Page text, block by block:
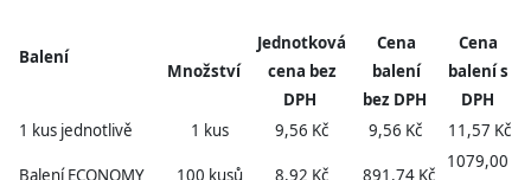
Balení
Množství
Jednotková
cena bez
DPH
Cena
balení
bez DPH
Cena
balení s
DPH
1 kus jednotlivě
1 kus 9,56 Kč 9,56 Kč 11,57 Kč
Balení ECONOMY 100 kusů 8,92 Kč 891,74 Kč
1079,00